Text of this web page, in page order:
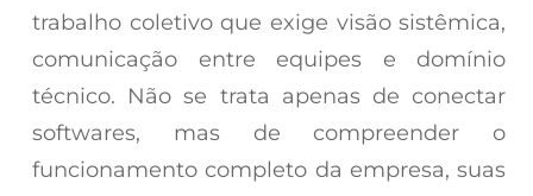
trabalho coletivo que exige visão sistêmica,
comunicação entre equipes e domínio
técnico. Não se trata apenas de conectar
softwares, mas de compreender o
funcionamento completo da empresa, suas